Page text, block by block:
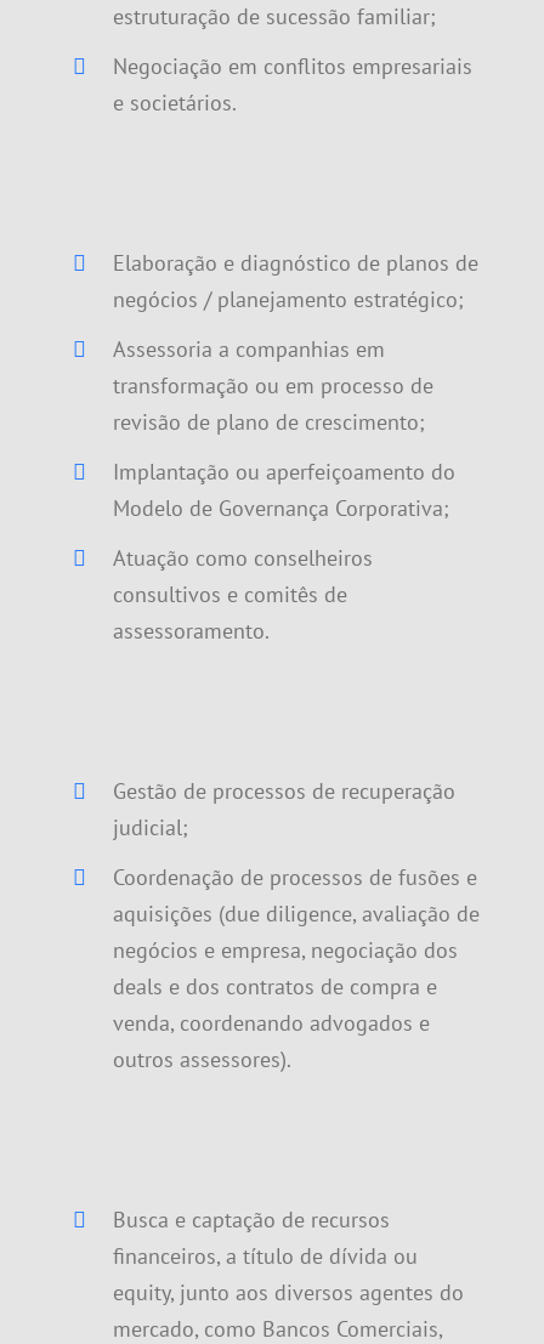
estruturação de sucessão familiar;
Negociação em conflitos empresariais
e societários.
Elaboração e diagnóstico de planos de
negócios / planejamento estratégico;
Assessoria a companhias em
transformação ou em processo de
revisão de plano de crescimento;
Implantação ou aperfeiçoamento do
Modelo de Governança Corporativa;
Atuação como conselheiros
consultivos e comitês de
assessoramento.
Gestão de processos de recuperação
judicial;
Coordenação de processos de fusões e
aquisições (due diligence, avaliação de
negócios e empresa, negociação dos
deals e dos contratos de compra e
venda, coordenando advogados e
outros assessores).
Busca e captação de recursos
financeiros, a título de dívida ou
equity, junto aos diversos agentes do
mercado, como Bancos Comerciais,